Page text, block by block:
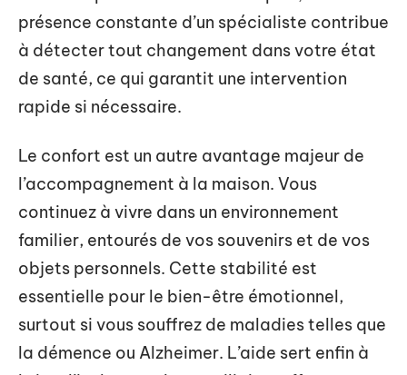
présence constante d’un spécialiste contribue
à détecter tout changement dans votre état
de santé, ce qui garantit une intervention
rapide si nécessaire.
Le confort est un autre avantage majeur de
l’accompagnement à la maison. Vous
continuez à vivre dans un environnement
familier, entourés de vos souvenirs et de vos
objets personnels. Cette stabilité est
essentielle pour le bien-être émotionnel,
surtout si vous souffrez de maladies telles que
la démence ou Alzheimer. L’aide sert enfin à